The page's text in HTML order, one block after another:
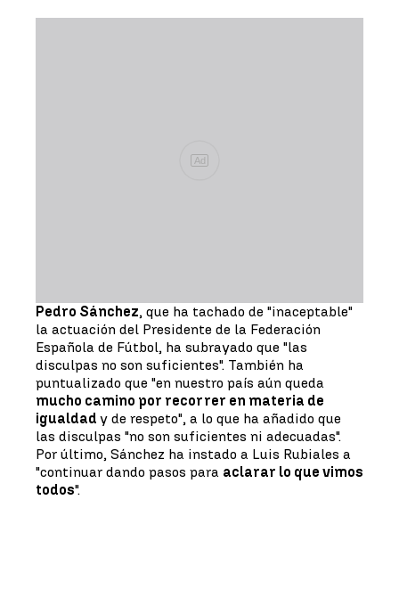
Ad
Pedro Sánchez, que ha tachado de "inaceptable"
la actuación del Presidente de la Federación
Española de Fútbol, ha subrayado que "las
disculpas no son suficientes". También ha
puntualizado que "en nuestro país aún queda
mucho camino por recorrer en materia de
igualdad y de respeto", a lo que ha añadido que
las disculpas "no son suficientes ni adecuadas".
Por último, Sánchez ha instado a Luis Rubiales a
"continuar dando pasos para aclarar lo que vimos
todos".